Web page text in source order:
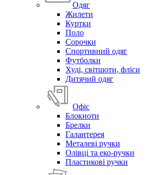
Одяг
Жилети
Куртки
Поло
Сорочки
Спортивний одяг
Футболки
Худі, світшоти, фліси
Дитячий одяг
Офіс
Блокноти
Брелки
Галантерея
Металеві ручки
Олівці та еко-ручки
Пластикові ручки